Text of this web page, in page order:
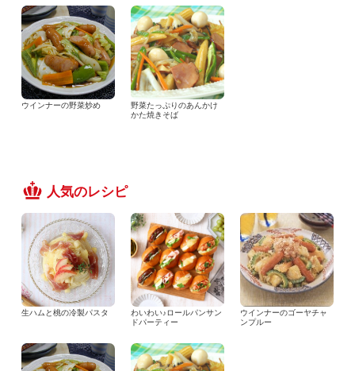
ウインナーの野菜炒め
野菜たっぷりのあんかけ
かた焼きそば
人気のレシピ
生ハムと桃の冷製パスタ
わいわい♪ロールパンサン
ドパーティー
ウインナーのゴーヤチャ
ンプルー